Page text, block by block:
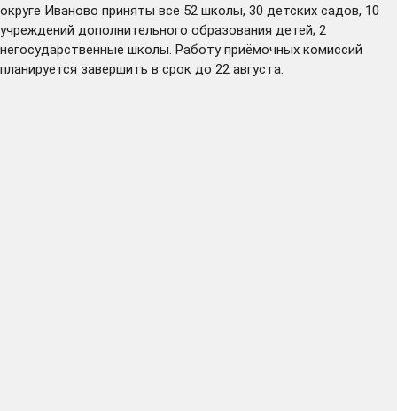
округе Иваново приняты все 52 школы, 30 детских садов, 10
учреждений дополнительного образования детей; 2
негосударственные школы. Работу приёмочных комиссий
планируется завершить в срок до 22 августа.